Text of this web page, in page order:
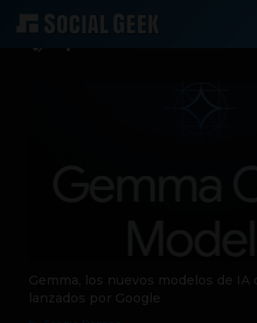
Gemma, los nuevos modelos de IA
lanzados por Google